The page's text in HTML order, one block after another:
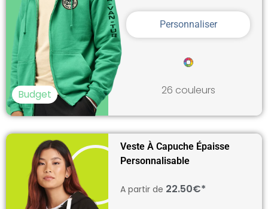
Budget
Personnaliser
26 couleurs
Veste À Capuche Épaisse
Personnalisable
A partir de 22.50€*